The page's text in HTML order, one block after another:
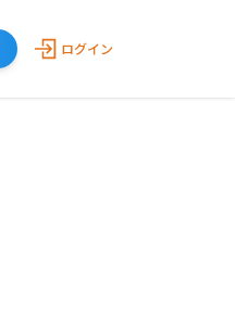
ログイン